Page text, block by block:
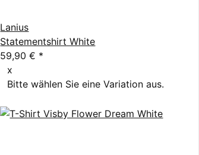
Lanius
Statementshirt White
59,90 € *
x
Bitte wählen Sie eine Variation aus.